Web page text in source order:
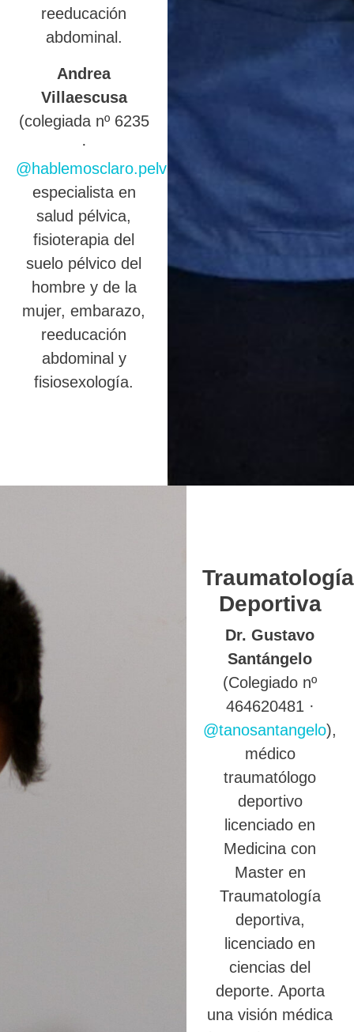
reeducación
abdominal.
Andrea
Villaescusa
(colegiada nº 6235
·
@hablemosclaro.pelvic
),
especialista en
salud pélvica,
fisioterapia del
suelo pélvico del
hombre y de la
mujer, embarazo,
reeducación
abdominal y
fisiosexología.
Traumatología
Deportiva
Dr. Gustavo
Santángelo
(Colegiado nº
464620481 ·
@tanosantangelo),
médico
traumatólogo
deportivo
licenciado en
Medicina con
Master en
Traumatología
deportiva,
licenciado en
ciencias del
deporte. Aporta
una visión médica